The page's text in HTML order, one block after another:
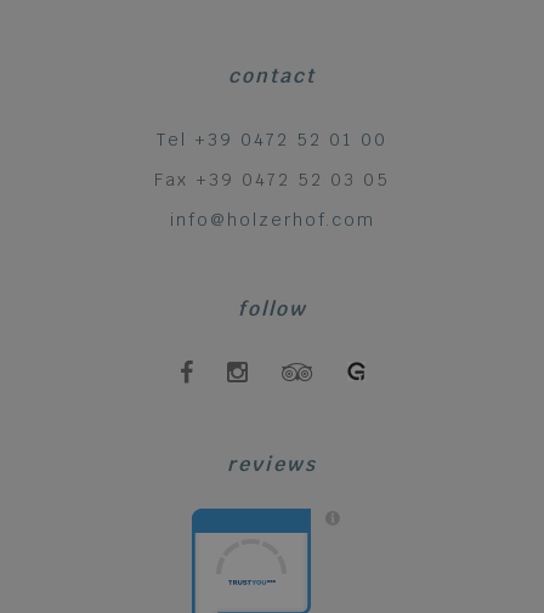
contact
Tel +39 0472 52 01 00
Fax +39 0472 52 03 05
info@holzerhof.com
follow
reviews